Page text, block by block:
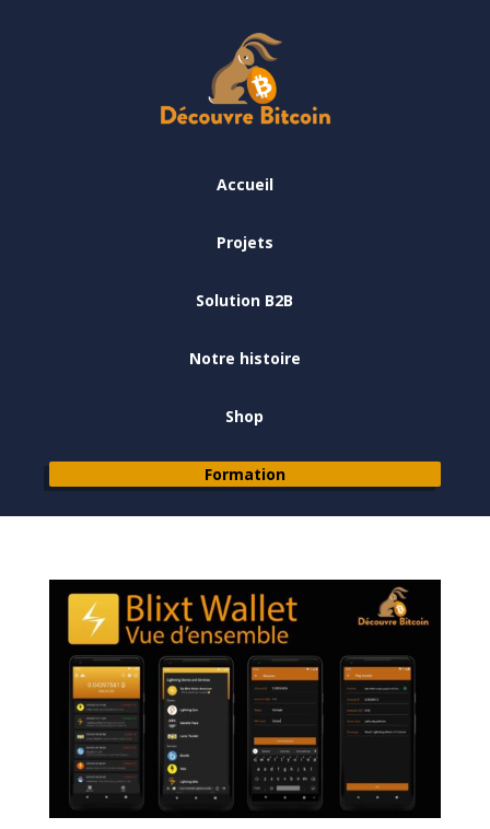
Accueil
Projets
Solution B2B
Notre histoire
Shop
Formation